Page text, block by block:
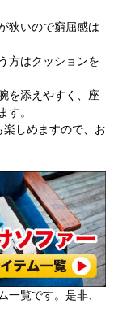
狭いので窮屈感は
方はクッションを
を添えやすく、座
す。
しめますので、お
一覧です。是非、